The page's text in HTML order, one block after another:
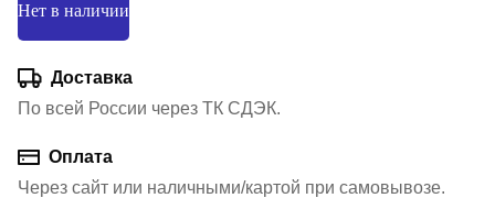
Нет в наличии
Доставка
По всей России через ТК СДЭК.
Оплата
Через сайт или наличными/картой при самовывозе.